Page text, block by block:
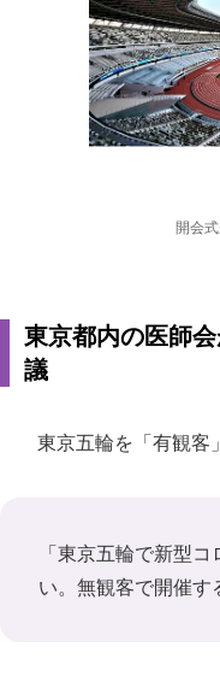
開会
東京都内の医師
議
東京五輪を「有観客
「東京五輪で新型
い。無観客で開催す